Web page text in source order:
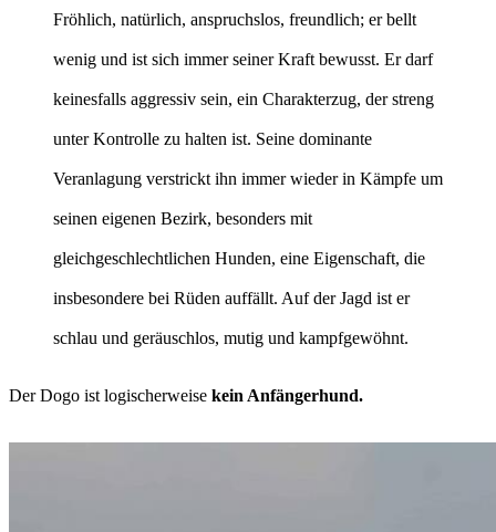
Fröhlich, natürlich, anspruchslos, freundlich; er bellt
wenig und ist sich immer seiner Kraft bewusst. Er darf
keinesfalls aggressiv sein, ein Charakterzug, der streng
unter Kontrolle zu halten ist. Seine dominante
Veranlagung verstrickt ihn immer wieder in Kämpfe um
seinen eigenen Bezirk, besonders mit
gleichgeschlechtlichen Hunden, eine Eigenschaft, die
insbesondere bei Rüden auffällt. Auf der Jagd ist er
schlau und geräuschlos, mutig und kampfgewöhnt.
Der Dogo ist logischerweise kein Anfängerhund.